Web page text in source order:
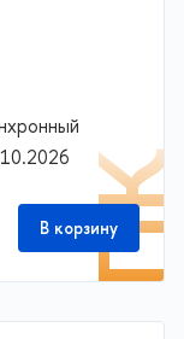
В корзину